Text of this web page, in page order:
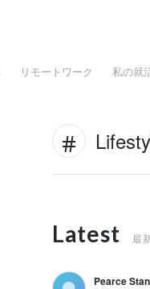
リモートワーク 私の就
Latest 最
Pearce